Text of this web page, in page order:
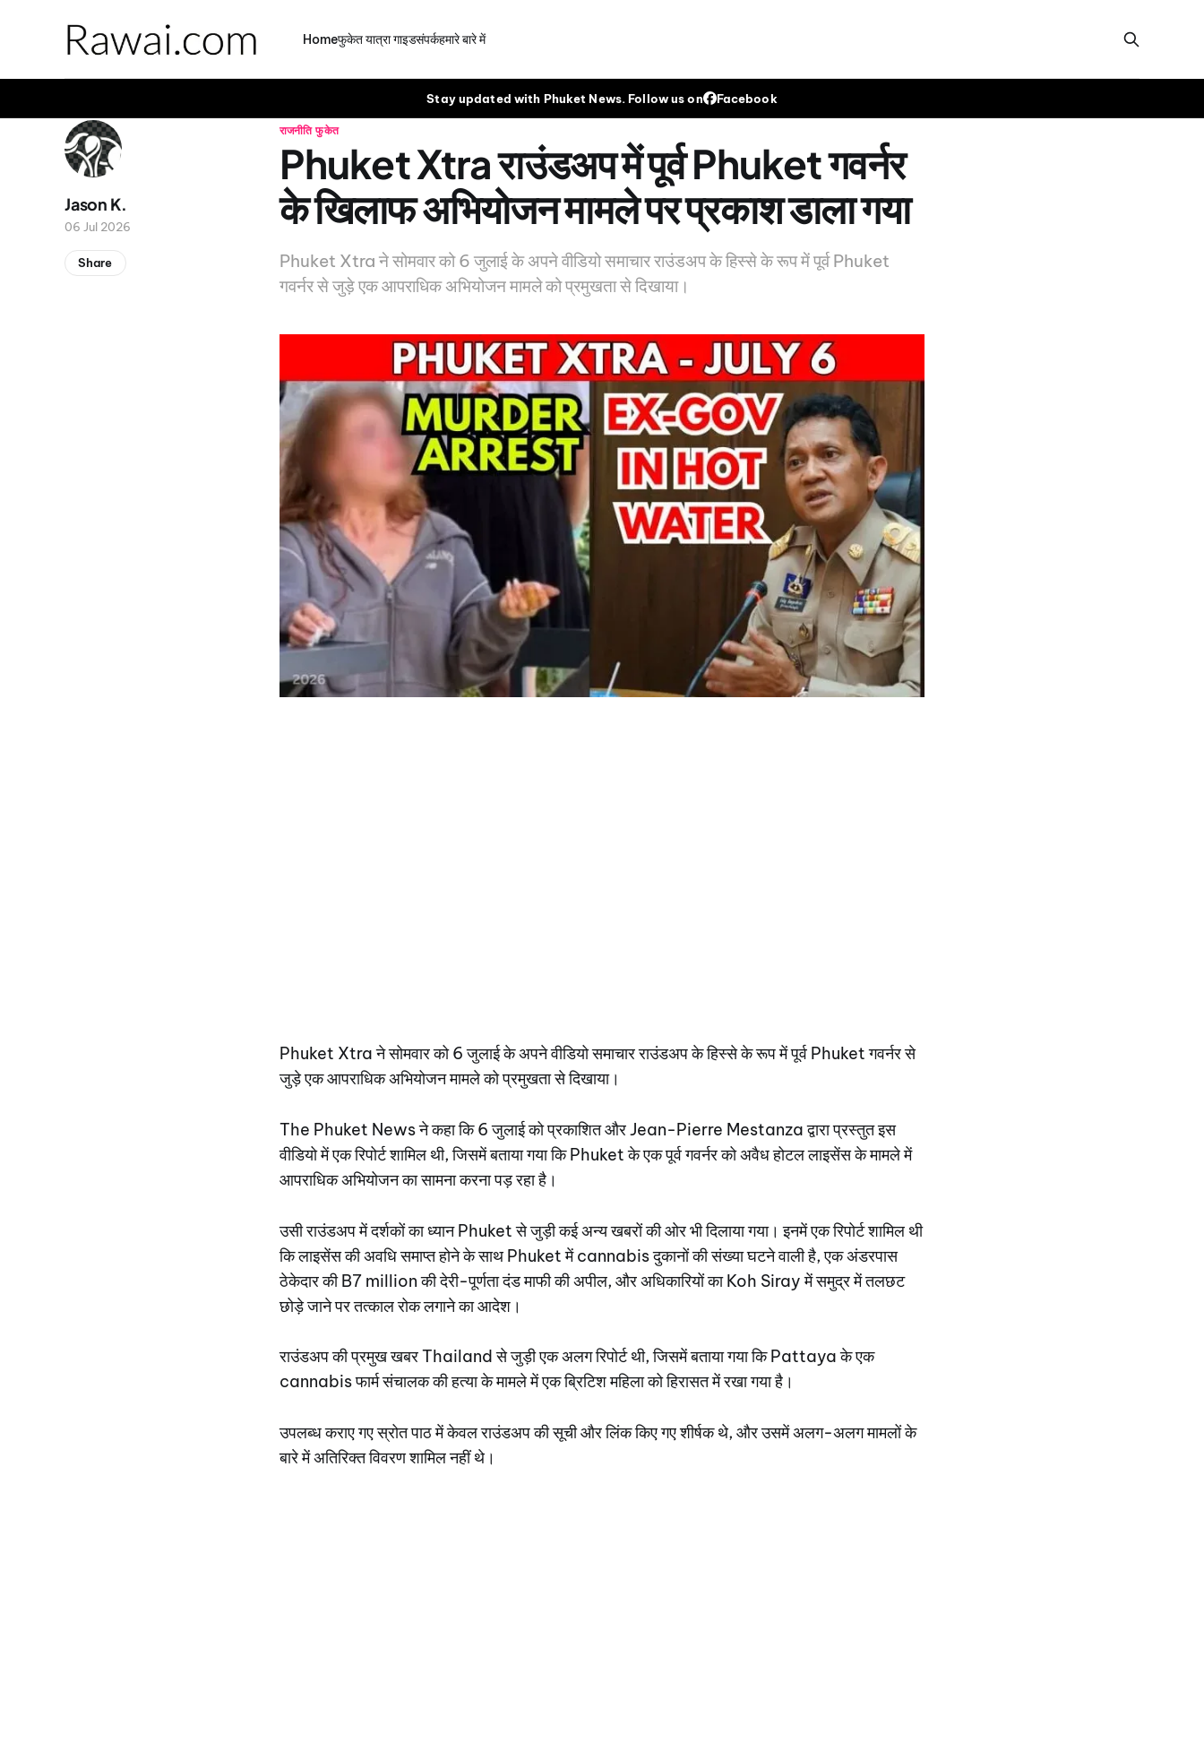
Homeफुकेत यात्रा गाइडसंपर्कहमारे बारे में
Stay updated with Phuket News. Follow us on Facebook
राजनीति फुकेत
Phuket Xtra राउंडअप में पूर्व Phuket गवर्नर
के खिलाफ अभियोजन मामले पर प्रकाश डाला गया
Phuket Xtra ने सोमवार को 6 जुलाई के अपने वीडियो समाचार राउंडअप के हिस्से के रूप में पूर्व Phuket
गवर्नर से जुड़े एक आपराधिक अभियोजन मामले को प्रमुखता से दिखाया।
Jason K.
06 Jul 2026
Share
Phuket Xtra ने सोमवार को 6 जुलाई के अपने वीडियो समाचार राउंडअप के हिस्से के रूप में पूर्व Phuket गवर्नर से
जुड़े एक आपराधिक अभियोजन मामले को प्रमुखता से दिखाया।
The Phuket News ने कहा कि 6 जुलाई को प्रकाशित और Jean-Pierre Mestanza द्वारा प्रस्तुत इस
वीडियो में एक रिपोर्ट शामिल थी, जिसमें बताया गया कि Phuket के एक पूर्व गवर्नर को अवैध होटल लाइसेंस के मामले में
आपराधिक अभियोजन का सामना करना पड़ रहा है।
उसी राउंडअप में दर्शकों का ध्यान Phuket से जुड़ी कई अन्य खबरों की ओर भी दिलाया गया। इनमें एक रिपोर्ट शामिल थी
कि लाइसेंस की अवधि समाप्त होने के साथ Phuket में cannabis दुकानों की संख्या घटने वाली है, एक अंडरपास
ठेकेदार की B7 million की देरी-पूर्णता दंड माफी की अपील, और अधिकारियों का Koh Siray में समुद्र में तलछट
छोड़े जाने पर तत्काल रोक लगाने का आदेश।
राउंडअप की प्रमुख खबर Thailand से जुड़ी एक अलग रिपोर्ट थी, जिसमें बताया गया कि Pattaya के एक
cannabis फार्म संचालक की हत्या के मामले में एक ब्रिटिश महिला को हिरासत में रखा गया है।
उपलब्ध कराए गए स्रोत पाठ में केवल राउंडअप की सूची और लिंक किए गए शीर्षक थे, और उसमें अलग-अलग मामलों के
बारे में अतिरिक्त विवरण शामिल नहीं थे।